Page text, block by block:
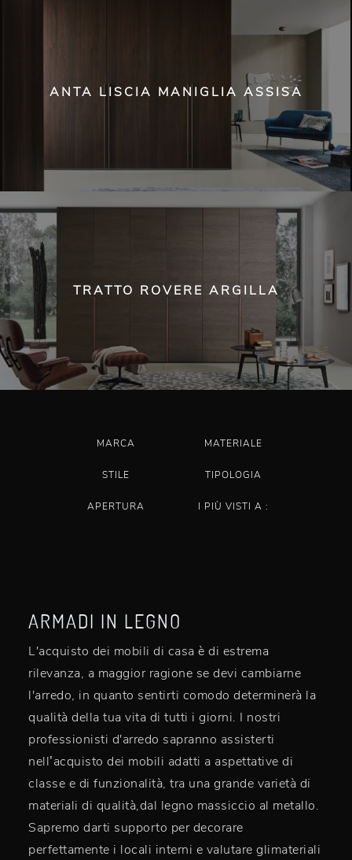
ANTA LISCIA MANIGLIA ASSISA
TRATTO ROVERE ARGILLA
MARCA MATERIALE
STILE TIPOLOGIA
APERTURA I PIÙ VISTI A :
ARMADI IN LEGNO
L'acquisto dei mobili di casa è di estrema
rilevanza, a maggior ragione se devi cambiarne
l'arredo, in quanto sentirti comodo determinerà la
qualità della tua vita di tutti i giorni. I nostri
professionisti d'arredo sapranno assisterti
nell’acquisto dei mobili adatti a aspettative di
classe e di funzionalità, tra una grande varietà di
materiali di qualità,dal legno massiccio al metallo.
Sapremo darti supporto per decorare
perfettamente i locali interni e valutare glimateriali